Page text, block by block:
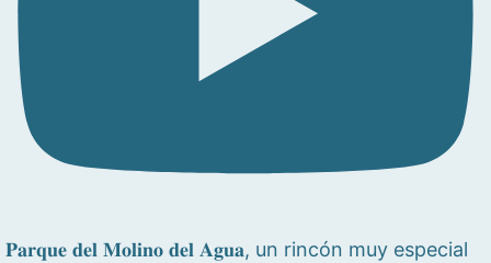
𝐏𝐚𝐫𝐪𝐮𝐞 𝐝𝐞𝐥 𝐌𝐨𝐥𝐢𝐧𝐨 𝐝𝐞𝐥 𝐀𝐠𝐮𝐚, un rincón muy especial